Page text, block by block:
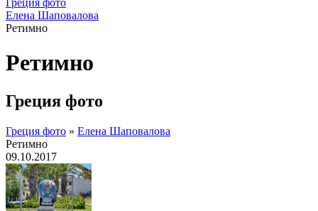
Греция фото
Елена Шаповалова
Ретимно
Ретимно
Греция фото
Греция фото » Елена Шаповалова
Ретимно
09.10.2017